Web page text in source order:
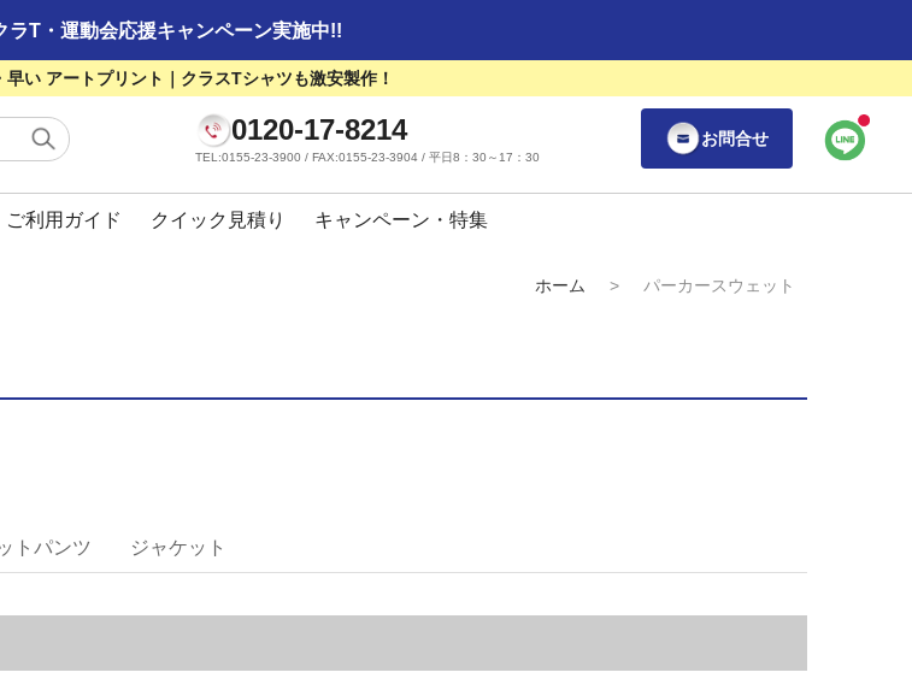
ラT・運動会応援キャンペーン実施中!!
い アートプリント｜クラスTシャツも激安製作！
0120-17-8214
TEL:0155-23-3900 / FAX:0155-23-3904 / 平日8：30～17：30
お問合せ
ご利用ガイド クイック見積り キャンペーン・特集
ホーム > パーカースウェット
トパンツ ジャケット